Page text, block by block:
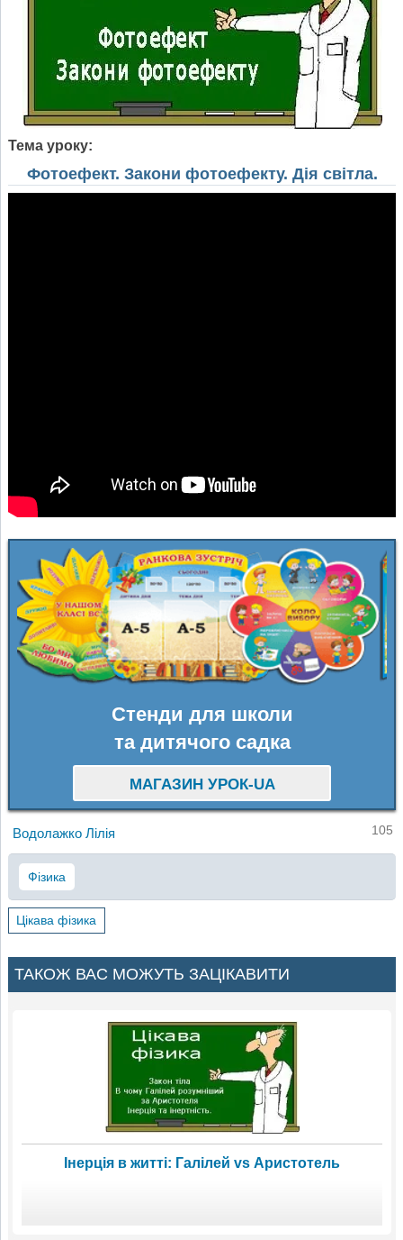
Тема уроку:
Фотоефект. Закони фотоефекту. Дія світла.
Стенди для школи
та дитячого садка
МАГАЗИН УРОК-UA
Водолажко Лілія 105
Фізика
Цікава фізика
ТАКОЖ ВАС МОЖУТЬ ЗАЦІКАВИТИ
Інерція в житті: Галілей vs Аристотель